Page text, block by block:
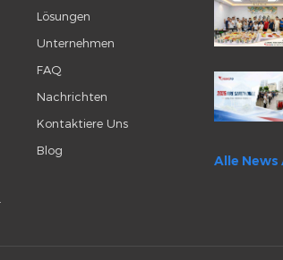
Lösungen
Unternehmen
FAQ
Nachrichten
Kontaktiere Uns
Blog
Alle News